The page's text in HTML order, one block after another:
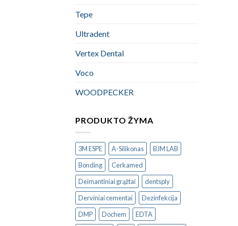
Tepe
Ultradent
Vertex Dental
Voco
WOODPECKER
PRODUKTO ŽYMA
3M ESPE A-Silikonas
BJM LAB
Bonding
Cerkamed
Deimantiniai grąžtai
dentsply
Derviniai cementai
Dezinfekcija
DMP
Dochem
EDTA